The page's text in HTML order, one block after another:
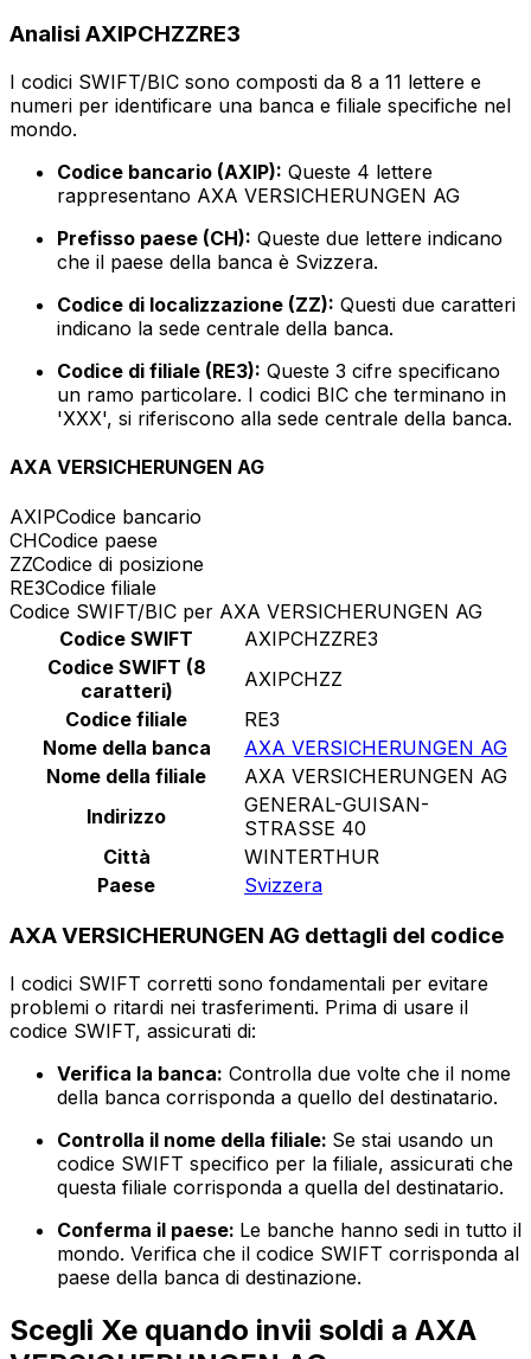
Analisi AXIPCHZZRE3
I codici SWIFT/BIC sono composti da 8 a 11 lettere e
numeri per identificare una banca e filiale specifiche nel
mondo.
Codice bancario (AXIP): Queste 4 lettere
rappresentano AXA VERSICHERUNGEN AG
Prefisso paese (CH): Queste due lettere indicano
che il paese della banca è Svizzera.
Codice di localizzazione (ZZ): Questi due caratteri
indicano la sede centrale della banca.
Codice di filiale (RE3): Queste 3 cifre specificano
un ramo particolare. I codici BIC che terminano in
'XXX', si riferiscono alla sede centrale della banca.
AXA VERSICHERUNGEN AG
AXIPCodice bancario
CHCodice paese
ZZCodice di posizione
RE3Codice filiale
Codice SWIFT/BIC per AXA VERSICHERUNGEN AG
Codice SWIFT
AXIPCHZZRE3
Codice SWIFT (8
caratteri)
AXIPCHZZ
Codice filiale
RE3
Nome della banca
AXA VERSICHERUNGEN AG
Nome della filiale
AXA VERSICHERUNGEN AG
Indirizzo
GENERAL-GUISAN-
STRASSE 40
Città
WINTERTHUR
Paese
Svizzera
AXA VERSICHERUNGEN AG dettagli del codice
I codici SWIFT corretti sono fondamentali per evitare
problemi o ritardi nei trasferimenti. Prima di usare il
codice SWIFT, assicurati di:
Verifica la banca: Controlla due volte che il nome
della banca corrisponda a quello del destinatario.
Controlla il nome della filiale: Se stai usando un
codice SWIFT specifico per la filiale, assicurati che
questa filiale corrisponda a quella del destinatario.
Conferma il paese: Le banche hanno sedi in tutto il
mondo. Verifica che il codice SWIFT corrisponda al
paese della banca di destinazione.
Scegli Xe quando invii soldi a AXA